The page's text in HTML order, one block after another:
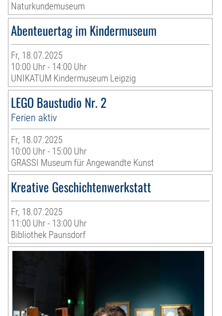
Naturkundemuseum
Abenteuertag im Kindermuseum
Fr, 18.07.2025
10:00 Uhr - 14:00 Uhr
UNIKATUM Kindermuseum Leipzig
LEGO Baustudio Nr. 2
Ferien aktiv
Fr, 18.07.2025
10:00 Uhr - 15:00 Uhr
GRASSI Museum für Angewandte Kunst
Kreative Geschichtenwerkstatt
Fr, 18.07.2025
11:00 Uhr - 13:00 Uhr
Bibliothek Paunsdorf